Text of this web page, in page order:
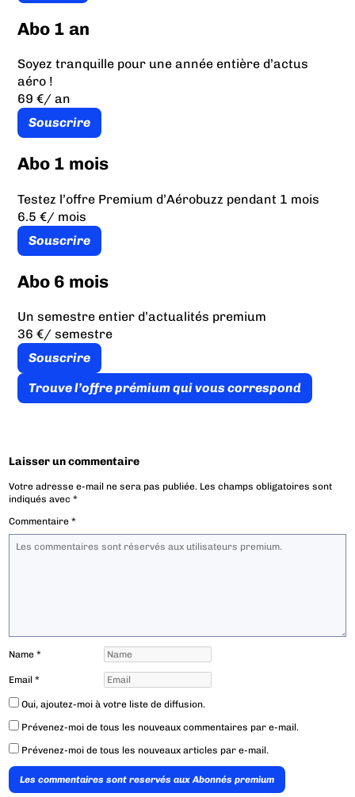
Abo 1 an
Soyez tranquille pour une année entière d’actus
aéro !
69 €/ an
Souscrire
Abo 1 mois
Testez l’offre Premium d’Aérobuzz pendant 1 mois
6.5 €/ mois
Souscrire
Abo 6 mois
Un semestre entier d’actualités premium
36 €/ semestre
Souscrire
Trouve l’offre prémium qui vous correspond
Laisser un commentaire
Votre adresse e-mail ne sera pas publiée. Les champs obligatoires sont
indiqués avec*
Commentaire*
Name*
Email*
Oui, ajoutez-moi à votre liste de diffusion.
Prévenez-moi de tous les nouveaux commentaires par e-mail.
Prévenez-moi de tous les nouveaux articles par e-mail.
Les commentaires sont reservés aux Abonnés premium